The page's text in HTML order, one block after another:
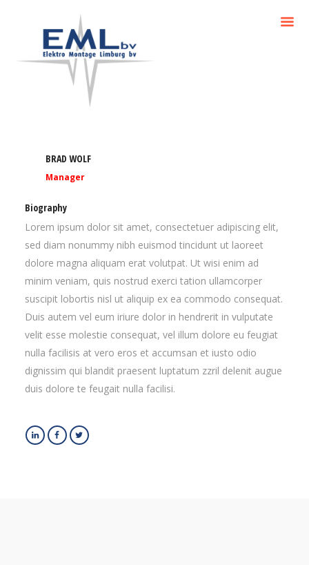
BRAD WOLF
Manager
Biography
Lorem ipsum dolor sit amet, consectetuer adipiscing elit,
sed diam nonummy nibh euismod tincidunt ut laoreet
dolore magna aliquam erat volutpat. Ut wisi enim ad
minim veniam, quis nostrud exerci tation ullamcorper
suscipit lobortis nisl ut aliquip ex ea commodo consequat.
Duis autem vel eum iriure dolor in hendrerit in vulputate
velit esse molestie consequat, vel illum dolore eu feugiat
nulla facilisis at vero eros et accumsan et iusto odio
dignissim qui blandit praesent luptatum zzril delenit augue
duis dolore te feugait nulla facilisi.